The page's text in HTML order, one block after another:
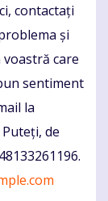
contactați
și
care
sentiment
la
Puteți, de